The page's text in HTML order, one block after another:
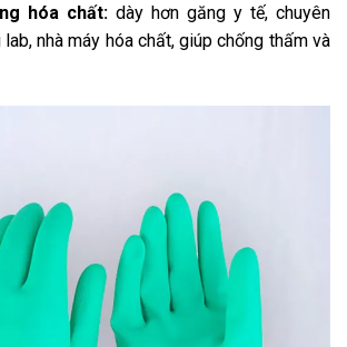
hóa chất: dày hơn găng y tế, chuyên
nhà máy hóa chất, giúp chống thấm và